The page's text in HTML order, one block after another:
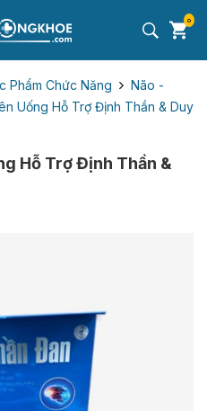
0
Phẩm Chức Năng
Não -
Uống Hỗ Trợ Định Thần & Duy
Hỗ Trợ Định Thần &